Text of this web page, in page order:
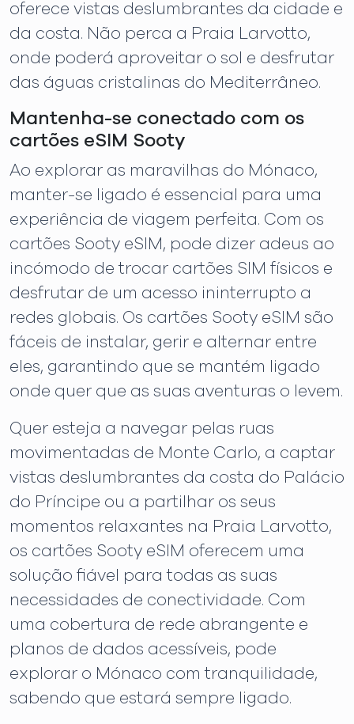
oferece vistas deslumbrantes da cidade e
da costa. Não perca a Praia Larvotto,
onde poderá aproveitar o sol e desfrutar
das águas cristalinas do Mediterrâneo.
Mantenha-se conectado com os
cartões eSIM Sooty
Ao explorar as maravilhas do Mónaco,
manter-se ligado é essencial para uma
experiência de viagem perfeita. Com os
cartões Sooty eSIM, pode dizer adeus ao
incómodo de trocar cartões SIM físicos e
desfrutar de um acesso ininterrupto a
redes globais. Os cartões Sooty eSIM são
fáceis de instalar, gerir e alternar entre
eles, garantindo que se mantém ligado
onde quer que as suas aventuras o levem.
Quer esteja a navegar pelas ruas
movimentadas de Monte Carlo, a captar
vistas deslumbrantes da costa do Palácio
do Príncipe ou a partilhar os seus
momentos relaxantes na Praia Larvotto,
os cartões Sooty eSIM oferecem uma
solução fiável para todas as suas
necessidades de conectividade. Com
uma cobertura de rede abrangente e
planos de dados acessíveis, pode
explorar o Mónaco com tranquilidade,
sabendo que estará sempre ligado.